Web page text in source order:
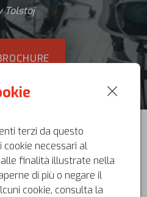
Tolstoj
terzi da questo
cookie necessari al
finalità illustrate nella
di più o negare il
cookie, consulta la